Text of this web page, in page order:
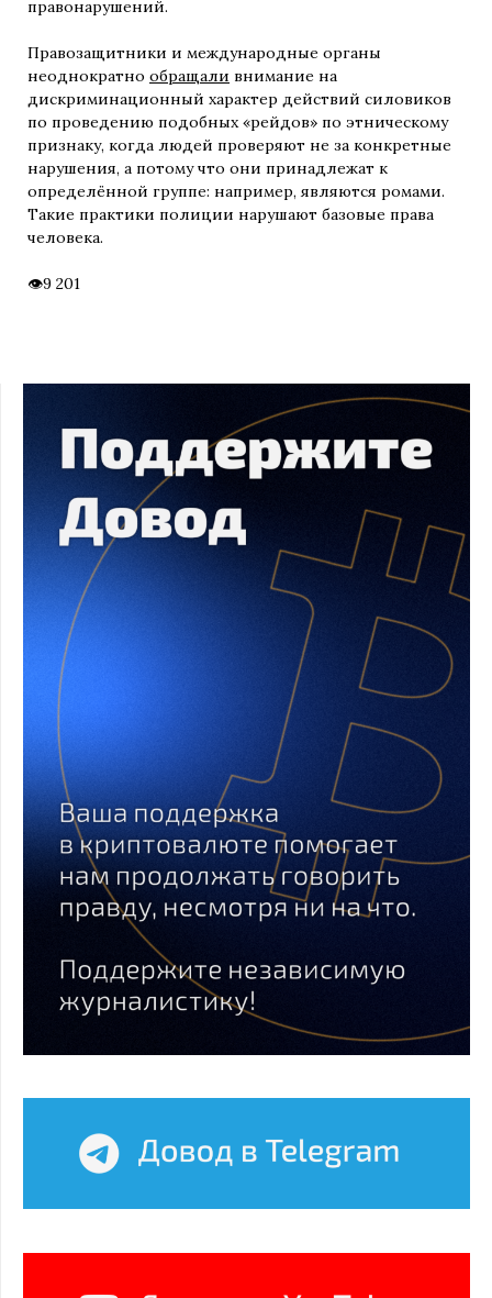
правонарушений.
Правозащитники и международные органы
неоднократно обращали внимание на
дискриминационный характер действий силовиков
по проведению подобных «рейдов» по этническому
признаку, когда людей проверяют не за конкретные
нарушения, а потому что они принадлежат к
определённой группе: например, являются ромами.
Такие практики полиции нарушают базовые права
человека.
9 201